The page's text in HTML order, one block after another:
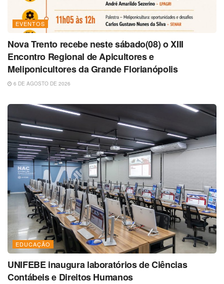
EVENTOS
Nova Trento recebe neste sábado(08) o XIII
Encontro Regional de Apicultores e
Meliponicultores da Grande Florianópolis
6 DE AGOSTO DE 2026
EDUCAÇÃO
UNIFEBE inaugura laboratórios de Ciências
Contábeis e Direitos Humanos